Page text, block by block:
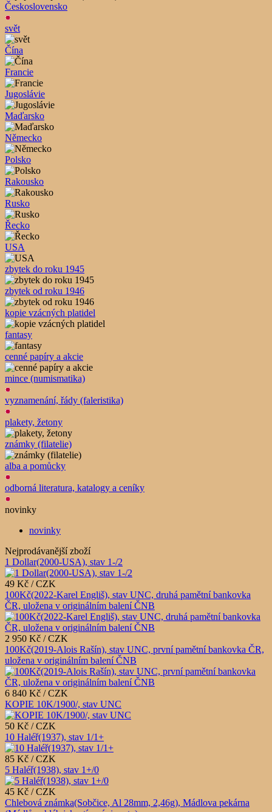
Československo
svět
Čína
Francie
Jugoslávie
Maďarsko
Německo
Polsko
Rakousko
Rusko
Řecko
USA
zbytek do roku 1945
zbytek od roku 1946
kopie vzácných platidel
fantasy
cenné papíry a akcie
mince (numismatika)
vyznamenání, řády (faleristika)
plakety, žetony
známky (filatelie)
alba a pomůcky
odborná literatura, katalogy a ceníky
novinky
novinky
Nejprodávanější zboží
1 Dollar(2000-USA), stav 1-/2
49 Kč / CZK
100Kč(2022-Karel Engliš), stav UNC, druhá pamětní bankovka
ČR, uložena v originálním balení ČNB
2 950 Kč / CZK
100Kč(2019-Alois Rašín), stav UNC, první pamětní bankovka ČR,
uložena v originálním balení ČNB
6 840 Kč / CZK
KOPIE 10K/1900/, stav UNC
50 Kč / CZK
10 Haléř(1937), stav 1/1+
85 Kč / CZK
5 Haléř(1938), stav 1+/0
45 Kč / CZK
Chlebová známka(Sobčice, Al 28mm, 2,46g), Mádlova pekárna